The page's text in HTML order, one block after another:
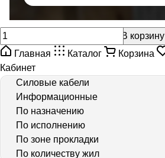
В корзину
Главная
Каталог Корзина
Кабинет
Силовые кабели
Информационные
По назначению
По исполнению
По зоне прокладки
По количеству жил